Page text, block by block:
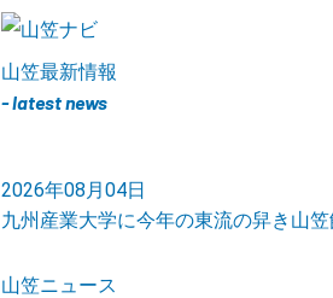
山笠最新情報
- latest news
2026年08月04日
九州産業大学に今年の東流の舁き山
山笠ニュース